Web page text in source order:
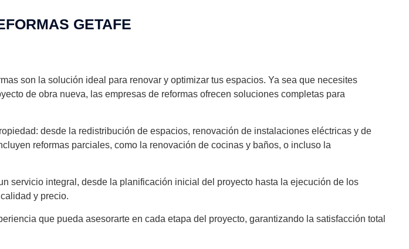
GETAFE
son la solución ideal para renovar y optimizar tus espacios. Ya sea que necesites
de obra nueva, las empresas de reformas ofrecen soluciones completas para
desde la redistribución de espacios, renovación de instalaciones eléctricas y de
reformas parciales, como la renovación de cocinas y baños, o incluso la
servicio integral, desde la planificación inicial del proyecto hasta la ejecución de los
y precio.
que pueda asesorarte en cada etapa del proyecto, garantizando la satisfacción total